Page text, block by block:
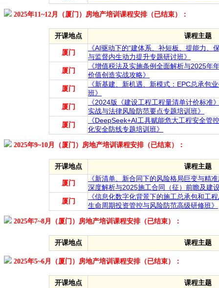
2025年11~12月（厦门）房地产培训课程安排（已结束）：
开课地点 课程主题
厦门
《AI驱动下的“建体系、补短板、提能力、
与监督内生动力提升专题研讨班》
厦门
《增值税法及实施条例全面解析与2025年
价值创造实战攻略》
厦门
《新基建、新机遇、新模式：EPC总承包
班》
厦门
《2024版《建设工程工程量清单计价标准
实战与法律风险防范要点专题培训班》
厦门
《DeepSeek+AI工具赋能危大工程安全管
化安全防线专题培训班》
2025年9~10月（厦门）房地产培训课程安排（已结束）：
开课地点 课程主题
厦门
《新清单、新合同下的风险格局巨变与
深度解析与2025施工合同（征）前瞻及建
厦门
《信息化数字化背景下的施工总承包和工
生命周期投资管控与风险防范高级研修班》
2025年7~8月（厦门）房地产培训课程安排（已结束）：
开课地点 课程主题
2025年5~6月（厦门）房地产培训课程安排（已结束）：
开课地点 课程主题